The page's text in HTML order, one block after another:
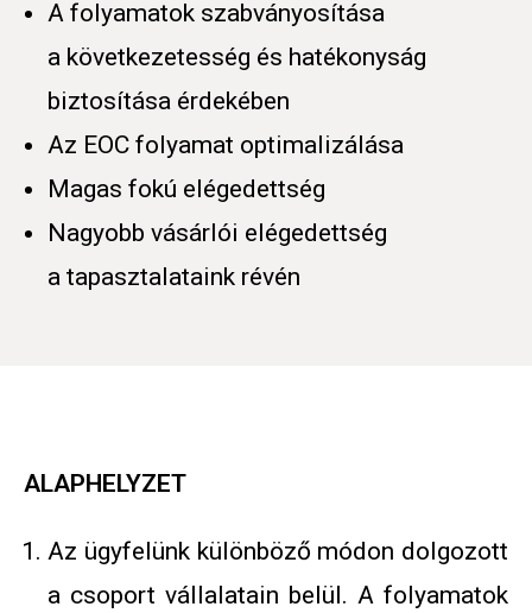
A folyamatok szabványosítása
a következetesség és hatékonyság
biztosítása érdekében
Az EOC folyamat optimalizálása
Magas fokú elégedettség
Nagyobb vásárlói elégedettség
a tapasztalataink révén
ALAPHELYZET
Az ügyfelünk különböző módon dolgozott
a csoport vállalatain belül. A folyamatok